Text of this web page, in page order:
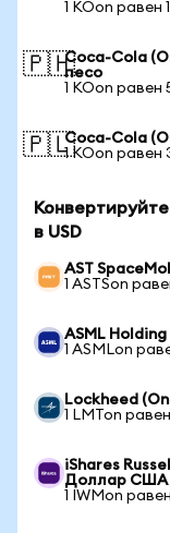
1 KOon равен
🇵🇭Coca-Cola
песо
1 KOon равен
🇵🇱Coca-Cola
1 KOon равен
в USD
AST
1 ASTSon
ASML
1 ASMLon
Lockheed
1 LMTon
iShares
Доллар США
1 IWMon